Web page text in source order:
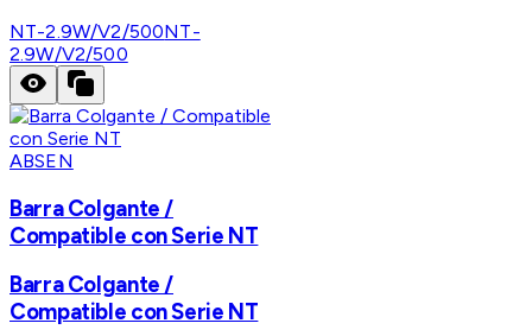
NT-2.9W/V2/500NT-
2.9W/V2/500
ABSEN
Barra Colgante /
Compatible con Serie NT
Barra Colgante /
Compatible con Serie NT